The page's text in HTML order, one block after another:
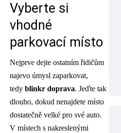
Vyberte si
vhodné
parkovací místo
Nejprve dejte ostatním řidičům
najevo úmysl zaparkovat,
tedy blinkr doprava. Jeďte tak
dlouho, dokud nenajdete místo
dostatečně velké pro své auto.
V místech s nakreslenými